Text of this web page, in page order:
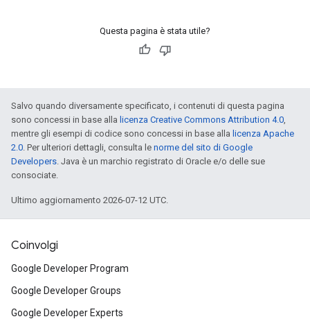
Questa pagina è stata utile?
Salvo quando diversamente specificato, i contenuti di questa pagina
sono concessi in base alla licenza Creative Commons Attribution 4.0,
mentre gli esempi di codice sono concessi in base alla licenza Apache
2.0. Per ulteriori dettagli, consulta le norme del sito di Google
Developers. Java è un marchio registrato di Oracle e/o delle sue
consociate.
Ultimo aggiornamento 2026-07-12 UTC.
Coinvolgi
Google Developer Program
Google Developer Groups
Google Developer Experts